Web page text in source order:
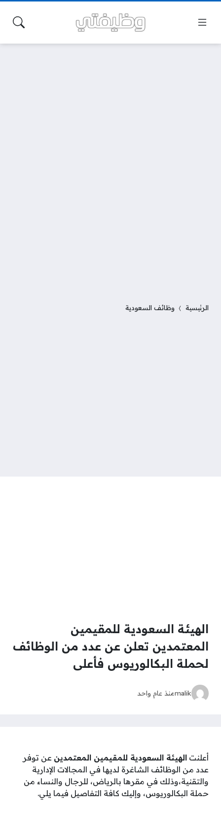
الرئيسية وظائف السعودية
الهيئة السعودية للمقيمين
المعتمدين تعلن عن عدد من الوظائف
لحملة البكالوريوس فأعلى
malikمنذ عام واحد
أعلنت الهيئة السعودية للمقيمين المعتمدين عن توفر
عدد من الوظائف الشاغرة لديها في المجالات الإدارية
والتقنية،وذلك في مقرها بالرياض، للرجال والنساء من
حملة البكالوريوس، وإليك كافة التفاصيل فيما يلي.